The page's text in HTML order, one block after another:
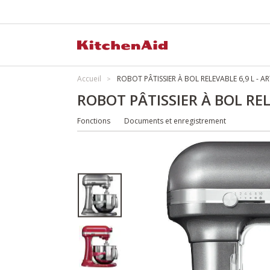
Accueil ROBOT PÂTISSIER À BOL RELEVABLE 6,9 L -
ROBOT PÂTISSIER À BOL
Fonctions Documents et enregistrement